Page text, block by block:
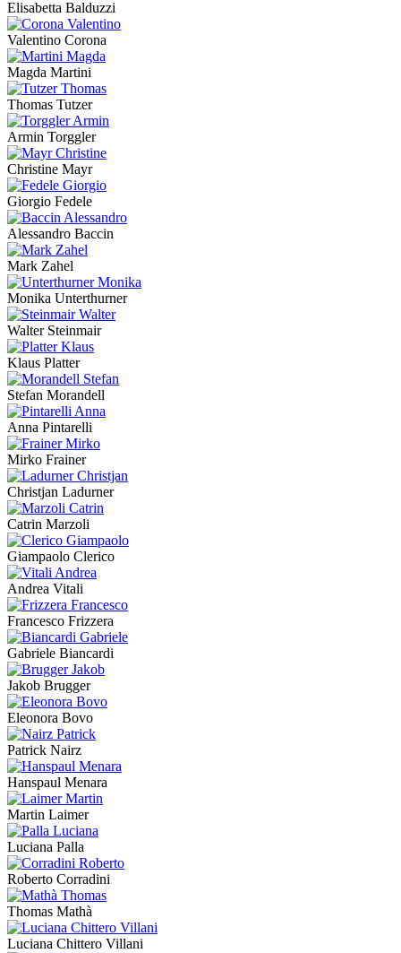
Elisabetta Balduzzi
Valentino Corona
Magda Martini
Thomas Tutzer
Armin Torggler
Christine Mayr
Giorgio Fedele
Alessandro Baccin
Mark Zahel
Monika Unterthurner
Walter Steinmair
Klaus Platter
Stefan Morandell
Anna Pintarelli
Mirko Frainer
Christjan Ladurner
Catrin Marzoli
Giampaolo Clerico
Andrea Vitali
Francesco Frizzera
Gabriele Biancardi
Jakob Brugger
Eleonora Bovo
Patrick Nairz
Hanspaul Menara
Martin Laimer
Luciana Palla
Roberto Corradini
Thomas Mathà
Luciana Chittero Villani